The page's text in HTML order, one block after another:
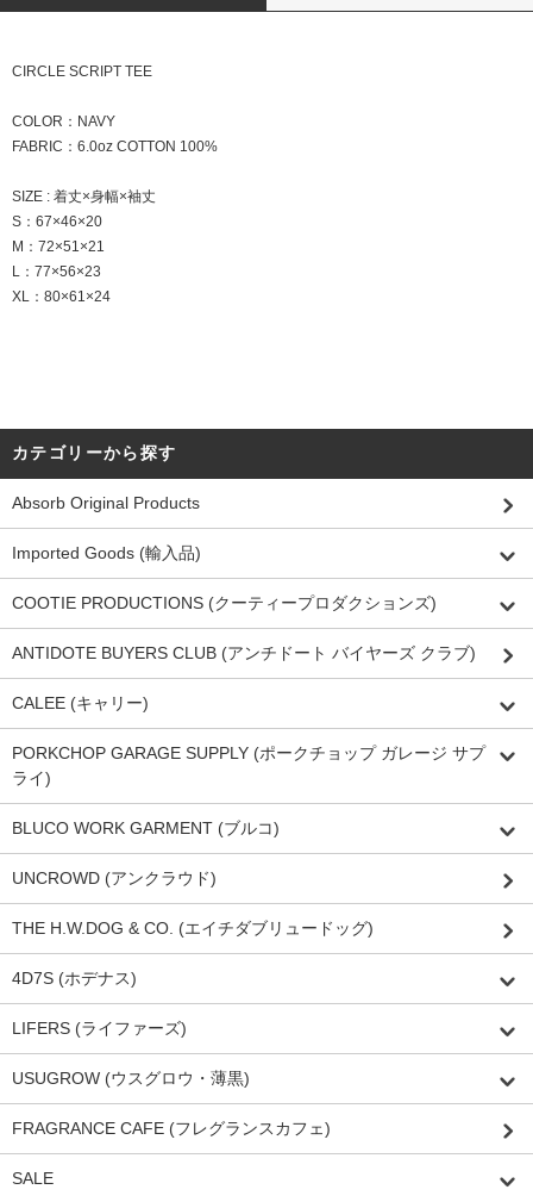
CIRCLE SCRIPT TEE
COLOR：NAVY
FABRIC：6.0oz COTTON 100%
SIZE : 着丈×身幅×袖丈
S：67×46×20
M：72×51×21
L：77×56×23
XL：80×61×24
カテゴリーから探す
Absorb Original Products
Imported Goods (輸入品)
COOTIE PRODUCTIONS (クーティープロダクションズ)
ANTIDOTE BUYERS CLUB (アンチドート バイヤーズ クラブ)
CALEE (キャリー)
PORKCHOP GARAGE SUPPLY (ポークチョップ ガレージ サプ
ライ)
BLUCO WORK GARMENT (ブルコ)
UNCROWD (アンクラウド)
THE H.W.DOG & CO. (エイチダブリュードッグ)
4D7S (ホデナス)
LIFERS (ライファーズ)
USUGROW (ウスグロウ・薄黒)
FRAGRANCE CAFE (フレグランスカフェ)
SALE